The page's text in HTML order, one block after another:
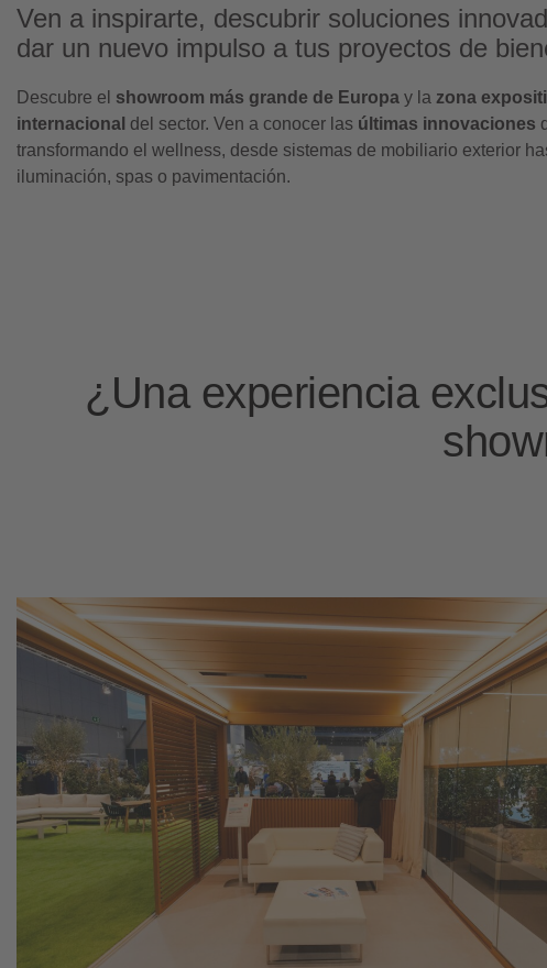
Ven a inspirarte, descubrir soluciones
dar un nuevo impulso a tus proyectos de
Descubre el showroom más grande de Europa y la zona
internacional del sector. Ven a conocer las últimas innovaciones
transformando el wellness, desde sistemas de mobiliario exterior
iluminación, spas o pavimentación.
¿Una experiencia